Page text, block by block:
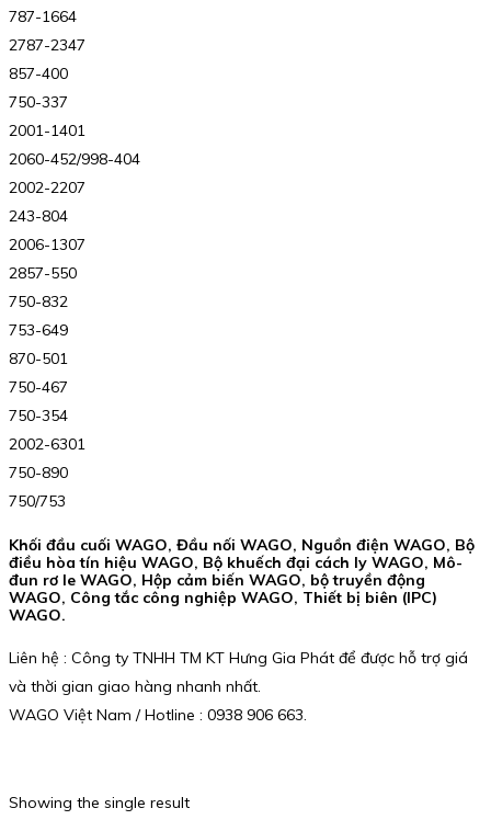
787-1664
2787-2347
857-400
750-337
2001-1401
2060-452/998-404
2002-2207
243-804
2006-1307
2857-550
750-832
753-649
870-501
750-467
750-354
2002-6301
750-890
750/753
Khối đầu cuối WAGO, Đầu nối WAGO, Nguồn điện WAGO, Bộ
điều hòa tín hiệu WAGO, Bộ khuếch đại cách ly WAGO, Mô-
đun rơ le WAGO, Hộp cảm biến WAGO, bộ truyền động
WAGO, Công tắc công nghiệp WAGO, Thiết bị biên (IPC)
WAGO.
Liên hệ : Công ty TNHH TM KT Hưng Gia Phát để được hỗ trợ giá
và thời gian giao hàng nhanh nhất.
WAGO Việt Nam / Hotline : 0938 906 663.
Showing the single result